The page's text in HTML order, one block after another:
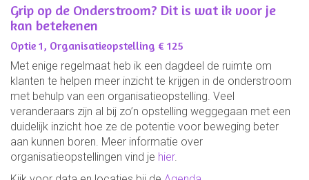
Grip op de Onderstroom? Dit is wat ik voor je
kan betekenen
Optie 1, Organisatieopstelling € 125
Met enige regelmaat heb ik een dagdeel de ruimte om
klanten te helpen meer inzicht te krijgen in de onderstroom
met behulp van een organisatieopstelling. Veel
veranderaars zijn al bij zo’n opstelling weggegaan met een
duidelijk inzicht hoe ze de potentie voor beweging beter
aan kunnen boren. Meer informatie over
organisatieopstellingen vind je hier.